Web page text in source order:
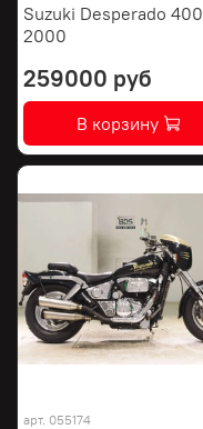
Suzuki Desperado 400
2000
259000 руб
В корзину
арт. 055174